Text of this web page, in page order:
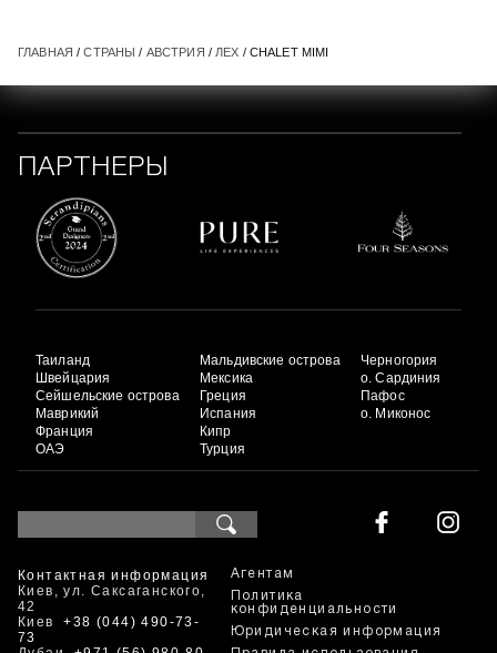
ГЛАВНАЯ /СТРАНЫ / АВСТРИЯ / ЛЕХ / CHALET MIMI
ПАРТНЕРЫ
Таиланд
Швейцария
Сейшельские острова
Маврикий
Франция
ОАЭ
Мальдивские острова
Мексика
Греция
Испания
Кипр
Турция
Черногория
о. Сардиния
Пафос
о. Миконос
Контактная информация
Киев, ул. Саксаганского,
42
Киев+38 (044) 490-73-
73
Агентам
Политика
конфиденциальности
Юридическая информация